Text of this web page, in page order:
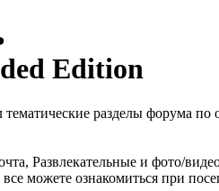
Edition
тематические разделы
Развлекательные и фото/
можете ознакомиться при